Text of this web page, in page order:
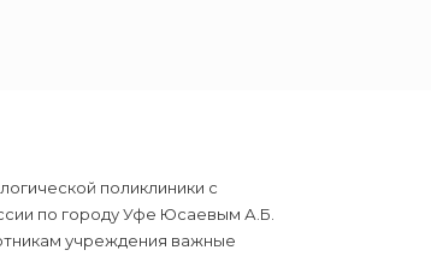
поликлиники с
по городу Уфе Юсаевым А.Б.
учреждения важные